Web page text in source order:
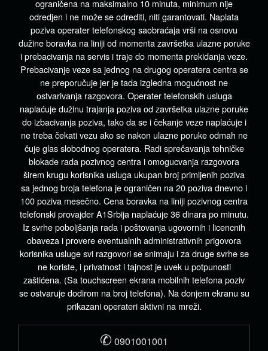
ograničena na maksimalno 10 minuta, minimum nije
odredjen i ne može se odrediti, niti garantovati. Naplata
poziva operater telefonskog saobraćaja vrši na osnovu
dužine boravka na liniji od momenta završetka ulazne poruke
i prebacivanja na servis i traje do momenta prekidanja veze.
Prebacivanje veze sa jednog na drugog operatera centra se
ne preporučuje jer je tada izgledna mogućnost ne
ostvarivanja razgovora. Operater telefonskih usluga
naplaćuje dužinu trajanja poziva od završetka ulazne poruke
do izbacivanja poziva, tako da se i čekanje veze naplaćuje i
ne treba čekati vezu ako se nakon ulazne poruke odmah ne
čuje glas slobodnog operatera. Radi sprečavanja tehničke
blokade rada pozivnog centra i omogucvanja razgovora
širem krugu korisnika usluga ukupan broj primljenih poziva
sa jednog broja telefona je ograničen na 20 poziva dnevno i
100 poziva mesečno. Cena boravka na liniji pozivnog centra
telefonski provajder A1Srbija naplaćuje 36 dinara po minutu.
Iz svrhe poboljšanja rada i poštovanja ugovornih i licencnih
obaveza i provere eventualnih administrativnih prigovora
korisnika usluge svi razgovori se snimaju i za druge svrhe se
ne koriste, i privatnost i tajnost je uvek u potpunosti
zaštićena. (Sa touchscreen ekrana mobilnih telefona poziv
se ostvaruje dodirom na broj telefona). Na donjem ekranu su
prikazani operateri aktivni na mreži.
✆ 0901001001